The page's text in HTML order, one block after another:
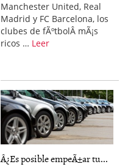
Manchester United, Real
Madrid y FC Barcelona, los
clubes de fÃºtbolÂ mÃ¡s
ricos … Leer
Â¿Es posible empeÃ±ar tu...